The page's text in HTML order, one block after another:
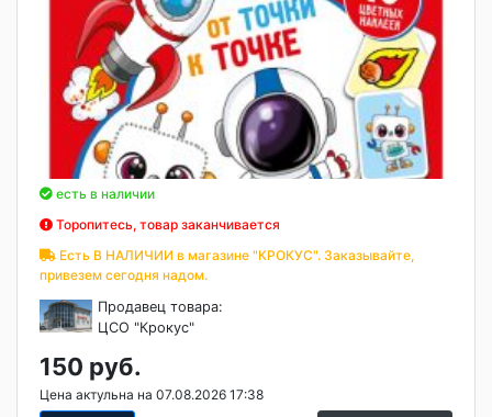
есть в наличии
Торопитесь, товар заканчивается
Есть В НАЛИЧИИ в магазине "КРОКУС". Заказывайте,
привезем сегодня надом.
Продавец товара:
ЦСО "Крокус"
150 руб.
Цена актульна на 07.08.2026 17:38